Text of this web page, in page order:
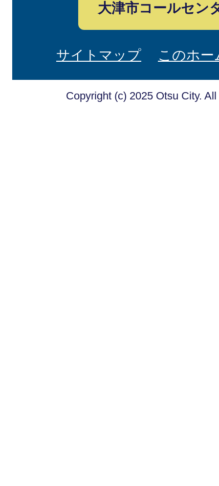
大津市コールセン
サイトマップ このホ
Copyright (c) 2025 Otsu City.